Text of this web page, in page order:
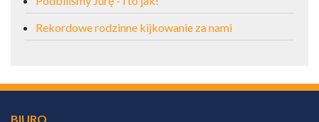
Rekordowe rodzinne kijkowanie za nami
BIURO